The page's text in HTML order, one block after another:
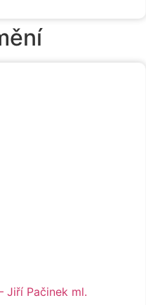
Jiří Pačinek ml.